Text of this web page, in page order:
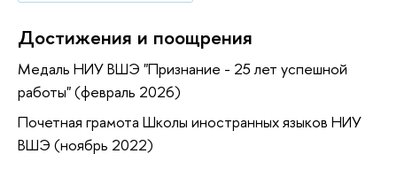
Достижения и поощрения
Медаль НИУ ВШЭ "Признание - 25 лет успешной
работы" (февраль 2026)
Почетная грамота Школы иностранных языков НИУ
ВШЭ (ноябрь 2022)